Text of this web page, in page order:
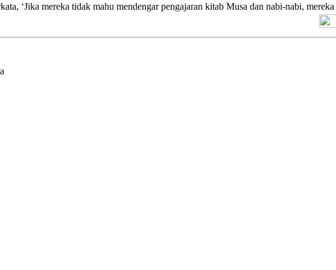
‘Jika mereka tidak mahu mendengar pengajaran kitab Musa dan nabi-nabi,